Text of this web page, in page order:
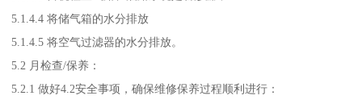
5.1.4.4 将储气箱的水分排放
5.1.4.5 将空气过滤器的水分排放。
5.2 月检查/保养：
5.2.1 做好4.2安全事项，确保维修保养过程顺利进行：